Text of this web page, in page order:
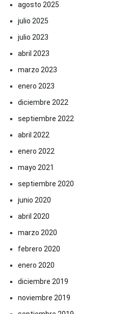
agosto 2025
julio 2025
julio 2023
abril 2023
marzo 2023
enero 2023
diciembre 2022
septiembre 2022
abril 2022
enero 2022
mayo 2021
septiembre 2020
junio 2020
abril 2020
marzo 2020
febrero 2020
enero 2020
diciembre 2019
noviembre 2019